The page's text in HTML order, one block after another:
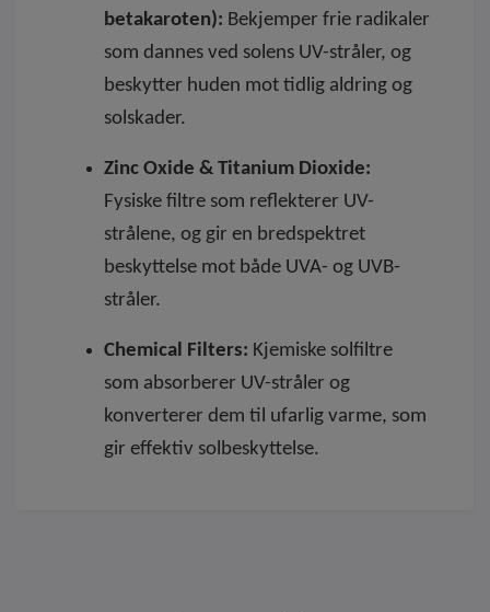
betakaroten): Bekjemper frie radikaler
som dannes ved solens UV-stråler, og
beskytter huden mot tidlig aldring og
solskader.
Zinc Oxide & Titanium Dioxide:
Fysiske filtre som reflekterer UV-
strålene, og gir en bredspektret
beskyttelse mot både UVA- og UVB-
stråler.
Chemical Filters: Kjemiske solfiltre
som absorberer UV-stråler og
konverterer dem til ufarlig varme, som
gir effektiv solbeskyttelse.